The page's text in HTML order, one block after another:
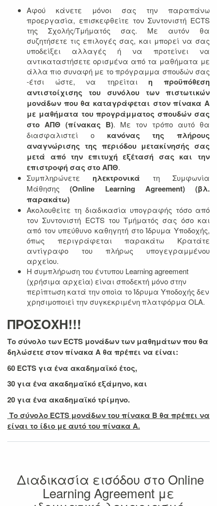
Αφού κάνετε μόνοι σας την παραπάνω
προεργασία, επισκεφθείτε τον Συντονιστή ECTS
της Σχολής/Τμήματός σας. Με αυτόν θα
συζητήσετε τις επιλογές σας, και μπορεί να σας
υποδείξει αλλαγές ή να προτείνει να
αντικαταστήσετε ορισμένα από τα μαθήματα με
άλλα πιο συναφή με το πρόγραμμα σπουδών σας
-έτσι ώστε, να τηρείται η προϋπόθεση
αντιστοίχισης του συνόλου των πιστωτικών
μονάδων που θα καταγράφεται στον πίνακα Α
με μαθήματα του προγράμματος σπουδών σας
στο ΑΠΘ (πίνακας Β). Με τον τρόπο αυτό θα
διασφαλιστεί οκανόνας της πλήρους
αναγνώρισης της περιόδου μετακίνησής σας
μετά από την επιτυχή εξέτασή σας και την
επιστροφή σας στο ΑΠΘ.
Συμπληρώνετε ηλεκτρονικά τη Συμφωνία
Μάθησης(Online Learning Agreement) (βλ.
παρακάτω)
Ακολουθείτε τη διαδικασία υπογραφής τόσο από
τον Συντονιστή ECTS του Τμήματός σας όσο και
από τον υπεύθυνο καθηγητή στο Ίδρυμα Υποδοχής,
όπως περιγράφεται παρακάτω Κρατάτε
αντίγραφο του πλήρως υπογεγραμμένου
αρχείου.
Η συμπλήρωση του έντυπου Learning agreement
(χρήσιμα αρχεία) είναι σποδεκτή μόνο στην
περίπτωση κατά την οποία το Ίδρυμα Υποδοχής δεν
χρησιμοποιεί την συγκεκριμένη πλατφόρμα OLA.
ΠΡΟΣΟΧΗ!!!
Το σύνολο των ECTS μονάδων των μαθημάτων που θα
δηλώσετε στον πίνακα Α θα πρέπει να είναι:
60 ECTS για ένα ακαδημαϊκό έτος,
30 για ένα ακαδημαϊκό εξάμηνο, και
20 για ένα ακαδημαϊκό τρίμηνο.
Το σύνολο ECTS μονάδων του πίνακα Β θα πρέπει να
είναι το ίδιο με αυτό του πίνακα Α.
Διαδικασία εισόδου στο Online
Learning Agreement με